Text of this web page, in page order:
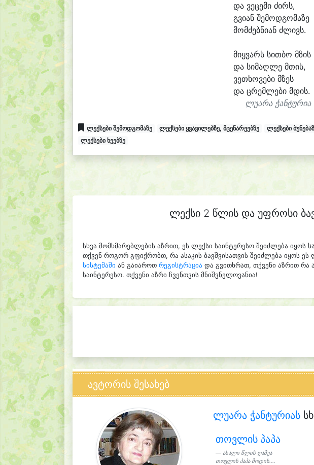
და ვეცემი ძირს,
გვიან შემოდგომაზე
მომძებნიან ძლივს.
მიყვარს სითბო მზის
და სიმაღლე მთის,
ვეთხოვები მზეს
და ცრემლები მდის.
ლუარა ჭანტურია
ლექსები შემოდგომაზე ლექსები ყვავილებზე, მცენარეებზე
ლექსები
ლექსები ხეებზე
ლექსი 2 წლის და უფროსი
სხვა მომხმარებლების აზრით, ეს ლექსი საინტერესო შეიძლება იყოს
თქვენ როგორ გფიქრობთ, რა ასაკის ბავშვისათვის შეიძლება იყოს ეს
სისტემაში ან გაიაროთ რეგისტრაცია და გვითხრათ, თქვენი აზრით რა
საინტერესო. თქვენი აზრი ჩვენთვის მნიშვნელოვანია!
ავტორის შესახებ
ლუარა ჭანტურიას
თოვლის პაპა
ახალი წლის ღამეა
თოვლის პაპა მოდის....